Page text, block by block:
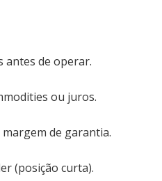
antes de operar.
ou juros.
de garantia.
(posição curta).